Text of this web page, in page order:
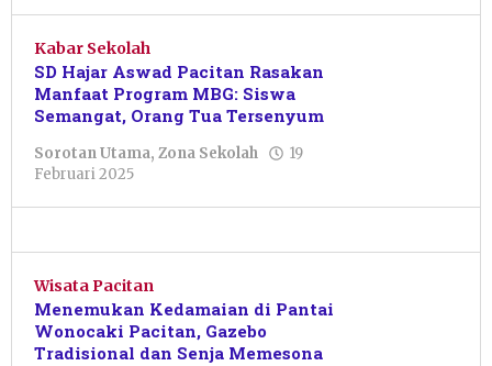
Kabar Sekolah
SD Hajar Aswad Pacitan Rasakan
Manfaat Program MBG: Siswa
Semangat, Orang Tua Tersenyum
Sorotan Utama, Zona Sekolah
19
Februari 2025
Amelia
Wisata Pacitan
Menemukan Kedamaian di Pantai
Wonocaki Pacitan, Gazebo
Tradisional dan Senja Memesona